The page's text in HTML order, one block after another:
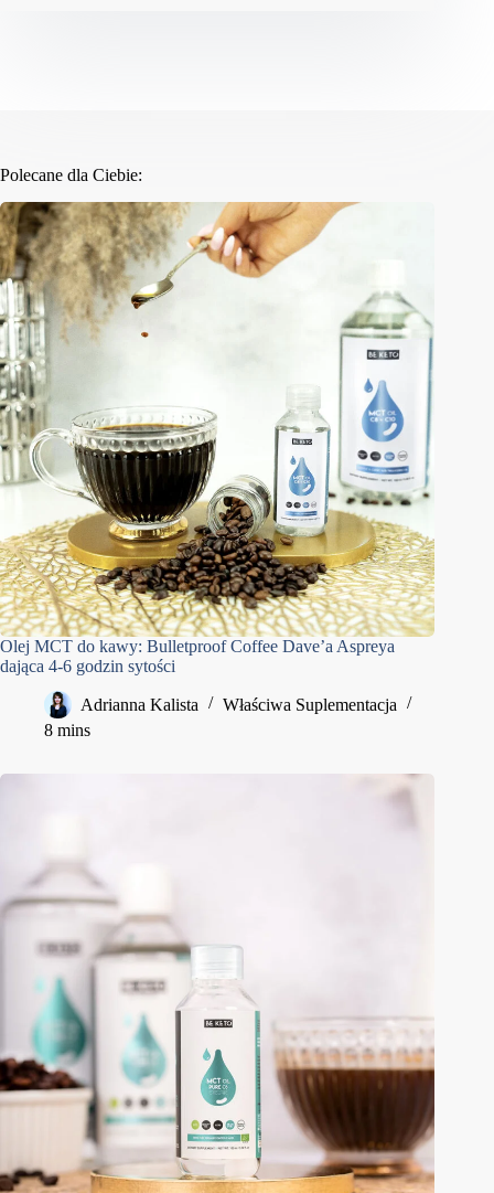
Polecane dla Ciebie:
Olej MCT do kawy: Bulletproof Coffee Dave’a Aspreya
dająca 4-6 godzin sytości
Adrianna Kalista
Właściwa Suplementacja
8 mins